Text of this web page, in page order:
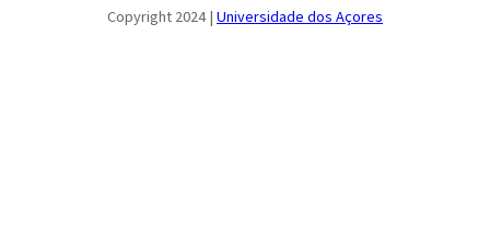
Copyright 2024 | Universidade dos Açores